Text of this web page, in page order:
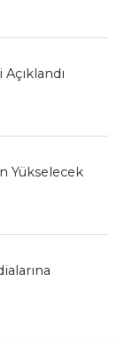
Yükselecek